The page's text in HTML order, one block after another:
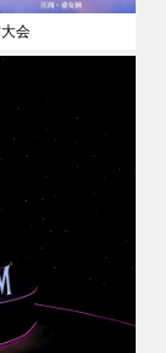
会